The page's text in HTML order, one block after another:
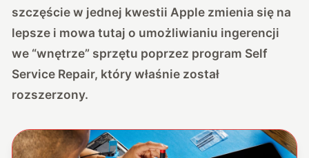
szczęście w jednej kwestii Apple zmienia się na
lepsze i mowa tutaj o umożliwianiu ingerencji
we “wnętrze” sprzętu poprzez program Self
Service Repair, który właśnie został
rozszerzony.